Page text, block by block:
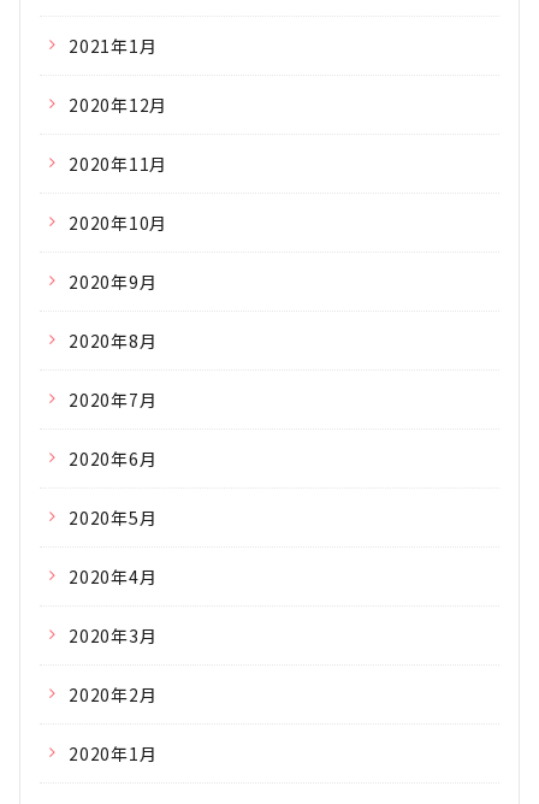
2021年1月
2020年12月
2020年11月
2020年10月
2020年9月
2020年8月
2020年7月
2020年6月
2020年5月
2020年4月
2020年3月
2020年2月
2020年1月